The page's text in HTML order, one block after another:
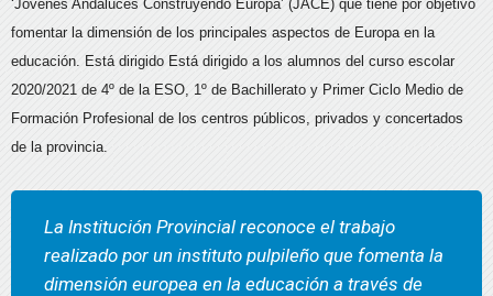
‘Jóvenes Andaluces Construyendo Europa’ (JACE) que tiene por objetivo
fomentar la dimensión de los principales aspectos de Europa en la
educación. Está dirigido Está dirigido a los alumnos del curso escolar
2020/2021 de 4º de la ESO, 1º de Bachillerato y Primer Ciclo Medio de
Formación Profesional de los centros públicos, privados y concertados
de la provincia.
La Institución Provincial reconoce el trabajo
realizado por un instituto pulpileño que fomenta la
dimensión europea en la educación a través de